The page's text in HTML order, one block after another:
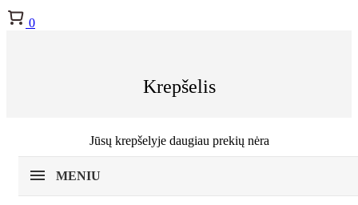
0
Krepšelis
Jūsų krepšelyje daugiau prekių nėra
MENIU